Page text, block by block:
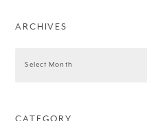
ARCHIVES